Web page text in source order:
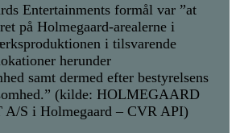
Entertainments formål var ”at
på Holmegaard-arealerne i
i tilsvarende
herunder
samt dermed efter bestyrelsens
(kilde: HOLMEGAARD
S i Holmegaard – CVR API)